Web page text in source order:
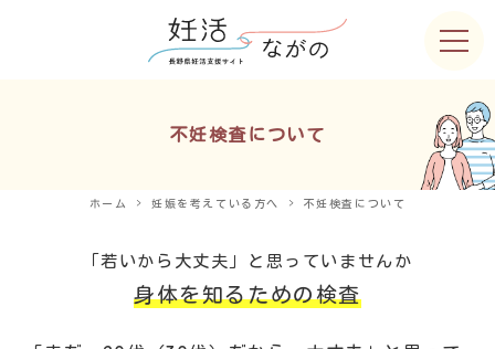
不妊検査について
ホーム 妊娠を考えている方へ 不妊検査について
「若いから大丈夫」と思っていませんか
身体を知るための検査